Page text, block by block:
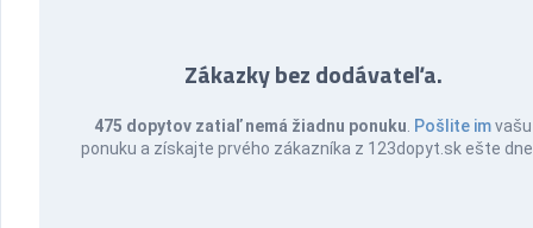
Zákazky bez dodávateľa.
475 dopytov zatiaľ nemá žiadnu ponuku Pošlite imvašu
ponuku a získajte prvého zákazníka z 123dopyt.sk ešte